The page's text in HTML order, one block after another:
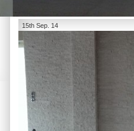
15th Sep. 14